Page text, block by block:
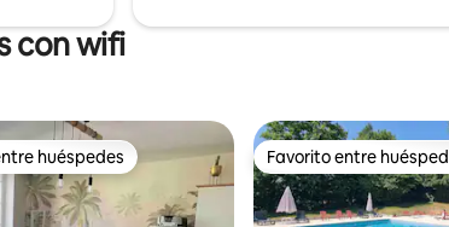
con wifi
huéspedes preferido
huéspedes Favorito entre
Favorito entre